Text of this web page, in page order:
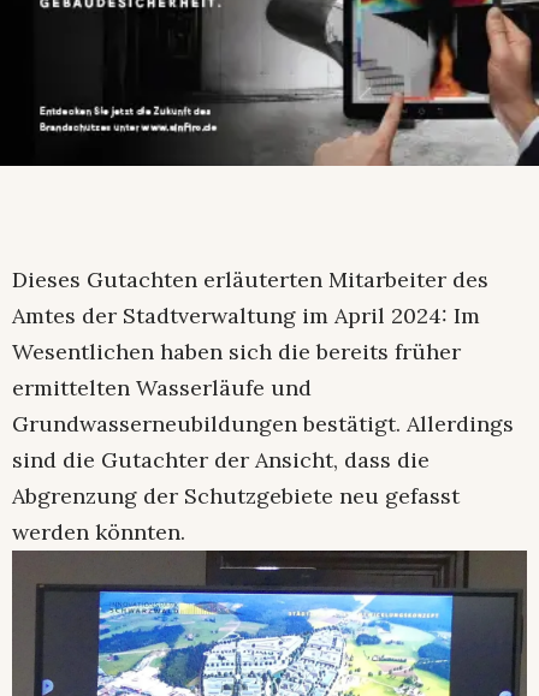
Dieses Gutachten erläuterten Mitarbeiter des
Amtes der Stadtverwaltung im April 2024: Im
Wesentlichen haben sich die bereits früher
ermittelten Wasserläufe und
Grundwasserneubildungen bestätigt. Allerdings
sind die Gutachter der Ansicht, dass die
Abgrenzung der Schutzgebiete neu gefasst
werden könnten.